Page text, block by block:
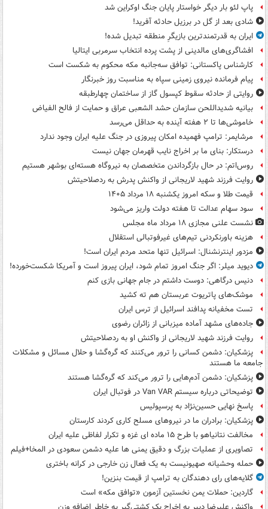
پاپ لئو بار دیگر خواستار پایان جنگ اوکراین شد
شادی بعد از گل در برزیل حادثه آفرید!
ایران به قدرتمندترین بازیگرِ منطقه تبدیل شده!
افشاگری‌های مالدینی از پشت پرده انتخاب سرمربی ایتالیا
کارشناس پاکستانی: توافق سه‌جانبه مکه محکوم به شکست است
پیام فرمانده نیروی زمینی سپاه به مناسبت روز خبرنگار
روایتی از حادثه سقوط کپسول گاز از ساختمان چهارطبقه
بیانیه شدیداللحن سازمان حشد الشعبی عراق و حمایت از فالح الفیاض
خاموشی‌ها تا ۲ هفته آینده به حداقل می‌رسد
مرشایمر: ترامپ فهمیده امکان پیروزی در جنگ علیه ایران وجود ندارد
درستکار: بنای ما بر اخراج نایب قهرمان جهان نیست
روس‌اتم: در حال بازگرداندن متخصصان به نیروگاه هسته‌ای بوشهر هستیم
روایت فرزند شهید لاریجانی از واکنش پدرش به ردصلاحیتش
قیمت طلا و سکه امروز یکشنبه ۱۸ مرداد ۱۴۰۵
سود سهام عدالت تا هفته دولت واریز می‌شود
نشست علنی مجازی ۱۸ مرداد ماه مجلس
هزینه باورنکردنی تیم‌های غیرفوتبالی استقلال
مزدور اینترنشنال: اسرائیل تنها متحد مردم ایران است!
دیوید میلر: اگر جنگ امروز تمام شود، ایران پیروز است و آمریکا شکست‌خورده!
دنیس درگاهی: دوست داشتم در جام جهانی بازی کنم
موشک‌های پاتریوت عربستان هم ته‌ کشید
تست مخفیانه پدافند اسرائیل از ترس ایران
جاده‌های مشهد آماده میزبانی از زائران رضوی
روایت فرزند شهید لاریجانی از واکنش او به ردصلاحیتش
پزشکیان: دشمن کسانی را ترور می‌کنند که گره‌گشا و حلال مسائل و مشکلات
جامعه ما هستند
پزشکیان: دشمن آدم‌هایی را ترور می‌کند که گره‌گشا هستند
توضیحاتی درباره سیستم Van VAR در فوتبال ایران
پاسخ نهایی حسین‌نژاد به پرسپولیس
پزشکیان: برادران ما در نیروهای مسلح کاری کردند کارستان
مخالفت نتانیاهو با طرح ۱۵ ماده ای غزه و تکرار لفاظی علیه ایران
تصاویری از عملیات بزرگ و دقیق یمنی ها علیه دشمن سعودی در المخا+فیلم
حمله وحشیانه صهیونیست به یک فعال زن خارجی در کرانه باختری
گلایه‌های رای دهندگان به ترامپ از قیمت بنزین!
گاردین: حملات یمن نخستین آزمون «توافق مکه» است